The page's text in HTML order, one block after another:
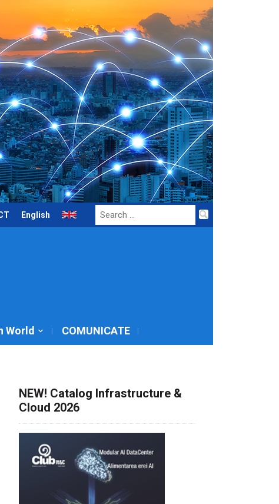
English
Search
for:
World COMUNICATE
NEW! Catalog Infrastructure &
Cloud 2026